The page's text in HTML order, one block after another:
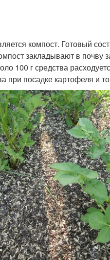
компост. Готовый
закладывают в
100 г средства
при посадке картофеля и